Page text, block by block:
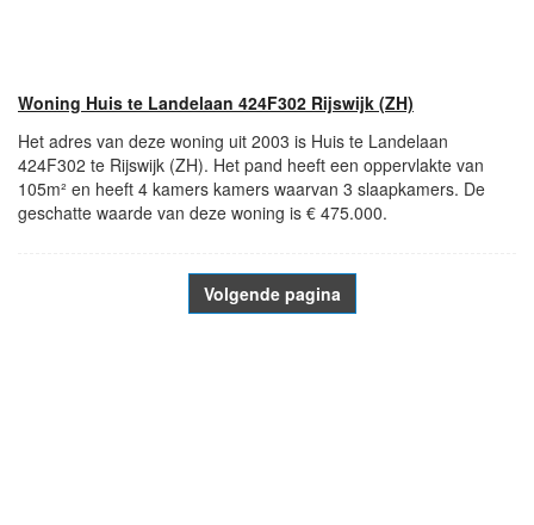
Woning Huis te Landelaan 424F302 Rijswijk (ZH)
Het adres van deze woning uit 2003 is Huis te Landelaan
424F302 te Rijswijk (ZH). Het pand heeft een oppervlakte van
105m² en heeft 4 kamers kamers waarvan 3 slaapkamers. De
geschatte waarde van deze woning is € 475.000.
Volgende pagina